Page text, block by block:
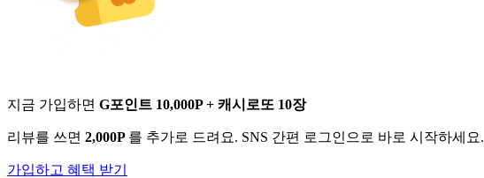
지금 가입하면 G포인트 10,000P + 캐시로또 10장
리뷰를 쓰면 2,000P 를 추가로 드려요. SNS 간편 로그인으로 바로 시작하세요.
가입하고 혜택 받기